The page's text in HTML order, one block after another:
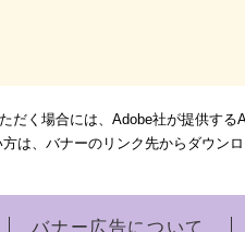
だく場合には、Adobe社が提供する
は、バナーのリンク先からダウン
バナー広告について